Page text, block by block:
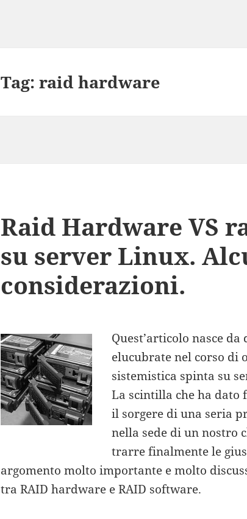
Tag:raid hardware
Raid Hardware VS
su server Linux.
considerazioni.
Quest’articolo nasce
elucubrate nel corso di
sistemistica spinta su
La scintilla che ha dato
il sorgere di una seria
nella sede di un nostro
trarre finalmente le
argomento molto importante e molto
tra RAID hardware e RAID software.